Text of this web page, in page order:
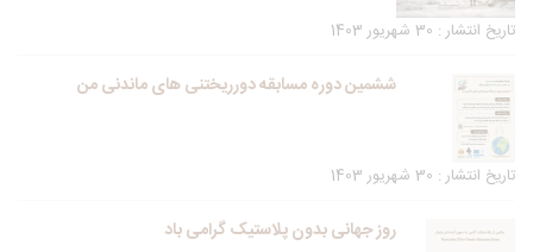
تاریخ انتشار : 30 شهریور 1403
ششمین دوره مسابقه دورریختنی های ماندنی من
تاریخ انتشار : 30 شهریور 1403
روز جهانی بدون پلاستیک گرامی باد